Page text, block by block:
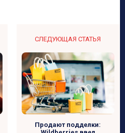
СЛЕДУЮЩАЯ СТАТЬЯ
Продают подделки: